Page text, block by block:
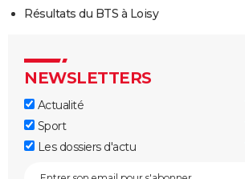
Résultats du BTS à Loisy
NEWSLETTERS
Actualité
Sport
Les dossiers d'actu